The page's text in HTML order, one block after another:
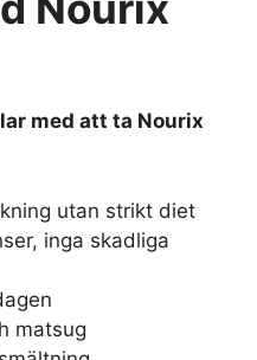
med att ta Nourix
utan strikt diet
inga skadliga
matsug